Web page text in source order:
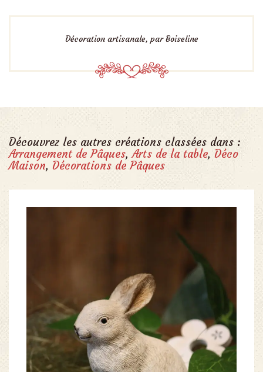
Décoration artisanale, par Boiseline
Découvrez les autres créations classées dans :
Arrangement de Pâques,Arts de la table, Déco
Maison, Décorations de Pâques